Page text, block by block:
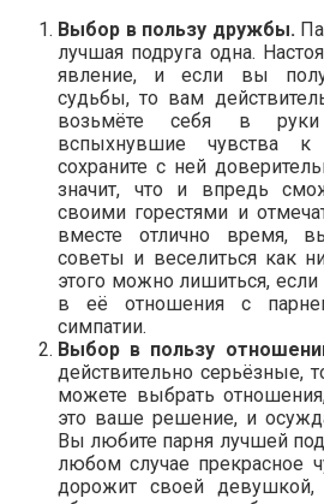
Выбор в пользу дружбы.
лучшая подруга одна.
явление, и если вы
судьбы, то вам
возьмёте себя в руки
вспыхнувшие чувства
сохраните с ней
значит, что и впредь
своими горестями и
вместе отлично время,
советы и веселиться как
этого можно лишиться,
в её отношения с
симпатии.
Выбор в пользу
действительно серьёзные,
можете выбрать
это ваше решение, и
Вы любите парня лучшей
любом случае прекрасное
дорожит своей